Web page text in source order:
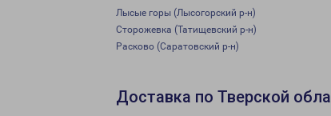
Лысые горы (Лысогорский р-н)
Сторожевка (Татищевский р-н)
Расково (Саратовский р-н)
Доставка по Тверской